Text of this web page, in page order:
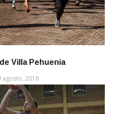
Villa Pehuenia
agosto, 2018